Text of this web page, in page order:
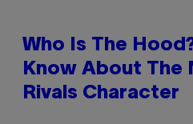
Who Is The
Know About The
Rivals Character